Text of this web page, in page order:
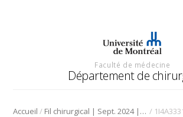
Faculté de médecine
Département de
Accueil / Fil chirurgical | Sept. 2024 | Rentrée universitaire /